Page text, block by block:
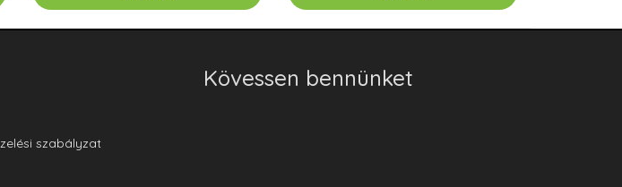
szabályzat
Kövessen bennünket